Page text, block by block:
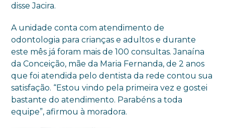
disse Jacira.
A unidade conta com atendimento de
odontologia para crianças e adultos e durante
este mês já foram mais de 100 consultas. Janaína
da Conceição, mãe da Maria Fernanda, de 2 anos
que foi atendida pelo dentista da rede contou sua
satisfação. “Estou vindo pela primeira vez e gostei
bastante do atendimento. Parabéns a toda
equipe”, afirmou à moradora.